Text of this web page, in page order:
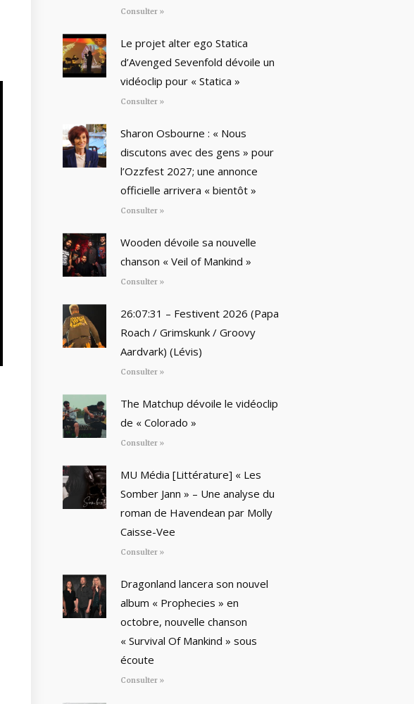
Consulter »
Le projet alter ego Statica
d’Avenged Sevenfold dévoile un
vidéoclip pour « Statica »
Consulter »
Sharon Osbourne : « Nous
discutons avec des gens » pour
l’Ozzfest 2027; une annonce
officielle arrivera « bientôt »
Consulter »
Wooden dévoile sa nouvelle
chanson « Veil of Mankind »
Consulter »
26:07:31 – Festivent 2026 (Papa
Roach / Grimskunk / Groovy
Aardvark) (Lévis)
Consulter »
The Matchup dévoile le vidéoclip
de « Colorado »
Consulter »
MU Média [Littérature] « Les
Somber Jann » – Une analyse du
roman de Havendean par Molly
Caisse-Vee
Consulter »
Dragonland lancera son nouvel
album « Prophecies » en
octobre, nouvelle chanson
« Survival Of Mankind » sous
écoute
Consulter »